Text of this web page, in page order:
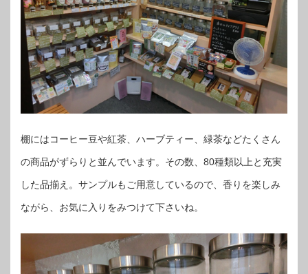
棚にはコーヒー豆や紅茶、ハーブティー、緑茶などたくさん
の商品がずらりと並んでいます。その数、80種類以上と充実
した品揃え。サンプルもご用意しているので、香りを楽しみ
ながら、お気に入りをみつけて下さいね。